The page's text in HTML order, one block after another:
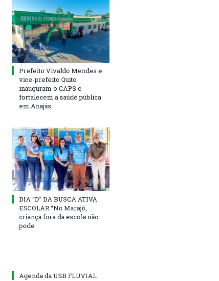
Prefeito Vivaldo Mendes e
vice-prefeito Quito
inauguram o CAPS e
fortalecem a saúde pública
em Anajás.
DIA “D” DA BUSCA ATIVA
ESCOLAR “No Marajó,
criança fora da escola não
pode
Agenda da USB FLUVIAL